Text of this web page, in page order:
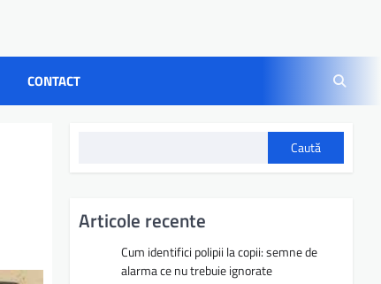
CONTACT
Caută
Articole recente
Cum identifici polipii la copii: semne de
alarma ce nu trebuie ignorate